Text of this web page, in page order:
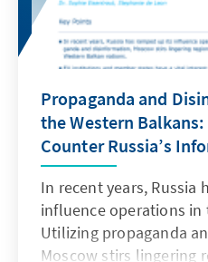
Propaganda and
the Western Balkans:
Counter Russia’s
In recent years, Russia
influence operations in
Utilizing propaganda
Moscow stirs lingering